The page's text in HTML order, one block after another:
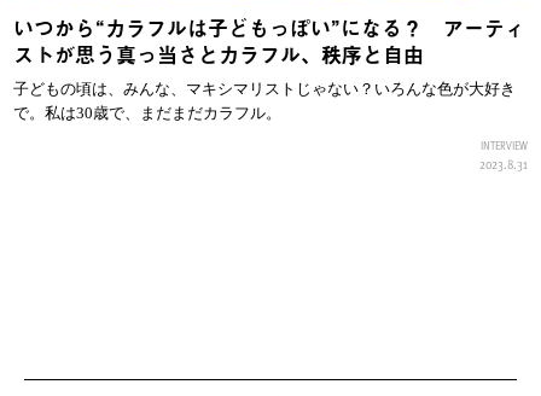
いつから“カラフルは子どもっぽい”になる？ アーティ
ストが思う真っ当さとカラフル、秩序と自由
子どもの頃は、みんな、マキシマリストじゃない？いろんな色が大好き
で。私は30歳で、まだまだカラフル。
INTERVIEW
2023.8.31